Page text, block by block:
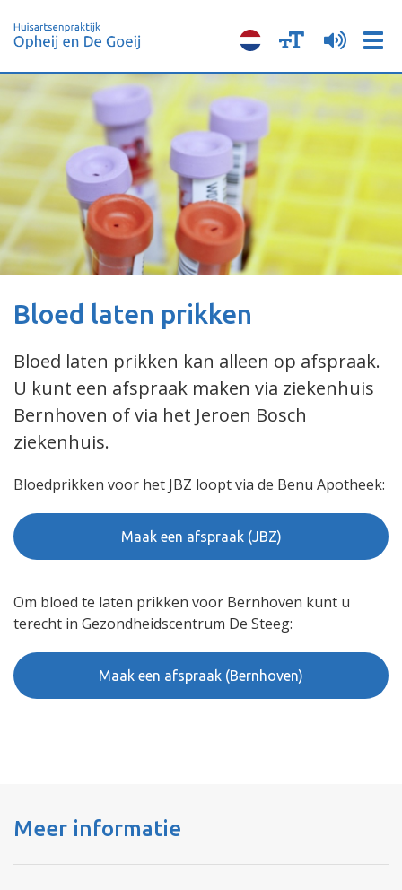
Bloed laten prikken
Bloed laten prikken kan alleen op afspraak.
U kunt een afspraak maken via ziekenhuis
Bernhoven of via het Jeroen Bosch
ziekenhuis.
Bloedprikken voor het JBZ loopt via de Benu Apotheek:
Maak een afspraak (JBZ)
Om bloed te laten prikken voor Bernhoven kunt u
terecht in Gezondheidscentrum De Steeg:
Maak een afspraak (Bernhoven)
Meer informatie